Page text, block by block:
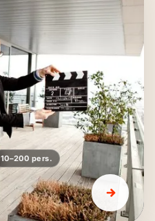
10–200 pers.